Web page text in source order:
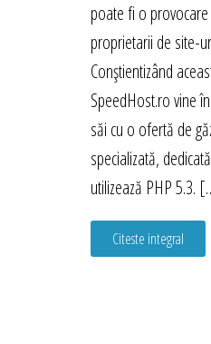
poate fi o
proprietarii de site-
Conștientizând
SpeedHost.ro vine
săi cu o ofertă de
specializată,
utilizează PHP 5.3.
Citeste integral